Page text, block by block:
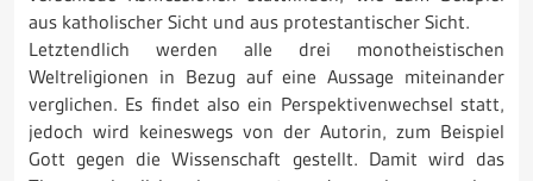
aus katholischer Sicht und aus protestantischer Sicht.
Letztendlich werden alle drei monotheistischen
Weltreligionen in Bezug auf eine Aussage miteinander
verglichen. Es findet also ein Perspektivenwechsel statt,
jedoch wird keineswegs von der Autorin, zum Beispiel
Gott gegen die Wissenschaft gestellt. Damit wird das